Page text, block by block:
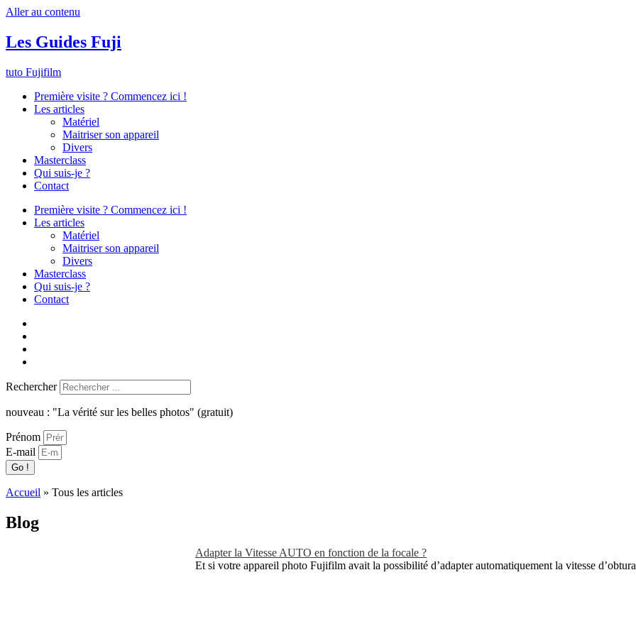
Aller au contenu
Les Guides Fuji
tuto Fujifilm
Première visite ? Commencez ici !
Les articles
Matériel
Maitriser son appareil
Divers
Masterclass
Qui suis-je ?
Contact
Première visite ? Commencez ici !
Les articles
Matériel
Maitriser son appareil
Divers
Masterclass
Qui suis-je ?
Contact
Rechercher
nouveau : "La vérité sur les belles photos" (gratuit)
Prénom
E-mail
Go !
Accueil » Tous les articles
Blog
Adapter la Vitesse AUTO en fonction de la focale ?
Et si votre appareil photo Fujifilm avait la possibilité d’adapter automatiquement la vitesse